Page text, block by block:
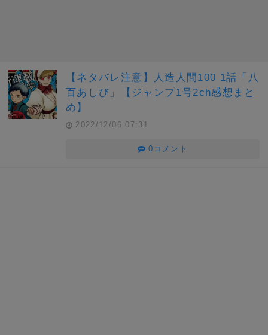
【ネタバレ注意】人造人間100 1話「八
百あしび」【ジャンプ1号2ch感想まと
め】
2022/12/06 07:31
0コメント